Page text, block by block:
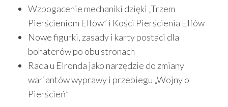
Wzbogacenie mechaniki dzięki „Trzem
Pierścieniom Elfów” i Kości Pierścienia Elfów
Nowe figurki, zasady i karty postaci dla
bohaterów po obu stronach
Rada u Elronda jako narzędzie do zmiany
wariantów wyprawy i przebiegu „Wojny o
Pierścień”